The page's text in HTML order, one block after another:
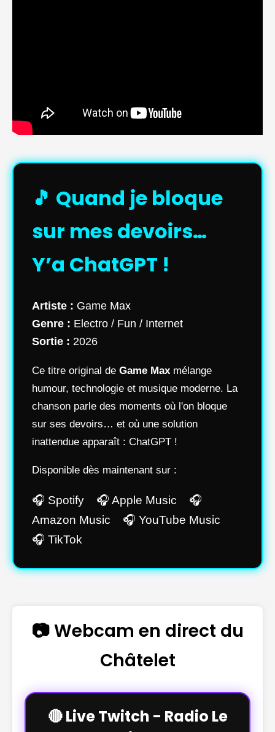
🎵 Quand je bloque
sur mes devoirs…
Y’a ChatGPT !
Artiste : Game Max
Genre : Electro / Fun / Internet
Sortie : 2026
Ce titre original de Game Max mélange
humour, technologie et musique moderne. La
chanson parle des moments où l'on bloque
sur ses devoirs… et où une solution
inattendue apparaît : ChatGPT !
Disponible dès maintenant sur :
🎧 Spotify 🎧 Apple Music 🎧
Amazon Music 🎧 YouTube Music
🎧 TikTok
📷 Webcam en direct du
Châtelet
🔴 Live Twitch - Radio Le